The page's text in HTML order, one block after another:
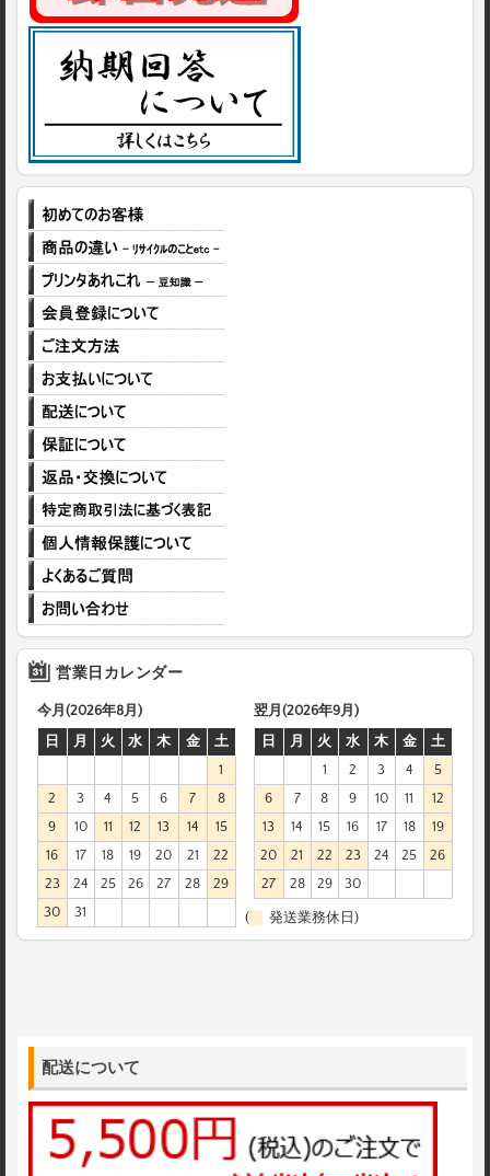
営業日カレンダー
今月(2026年8月)
日
月 火 水 木 金
土
1
2
3 4 5 6 7
8
9
10 11 12 13 14
15
16
17 18 19 20 21
22
23
24 25 26 27 28
29
30
31
翌月(2026年9月)
日
月 火 水 木 金
土
1
2 3 4
5
6
7 8 9 10 11
12
13
14 15 16 17 18
19
20
21 22 23 24 25
26
27
28 29 30
( 発送業務休日)
配送について